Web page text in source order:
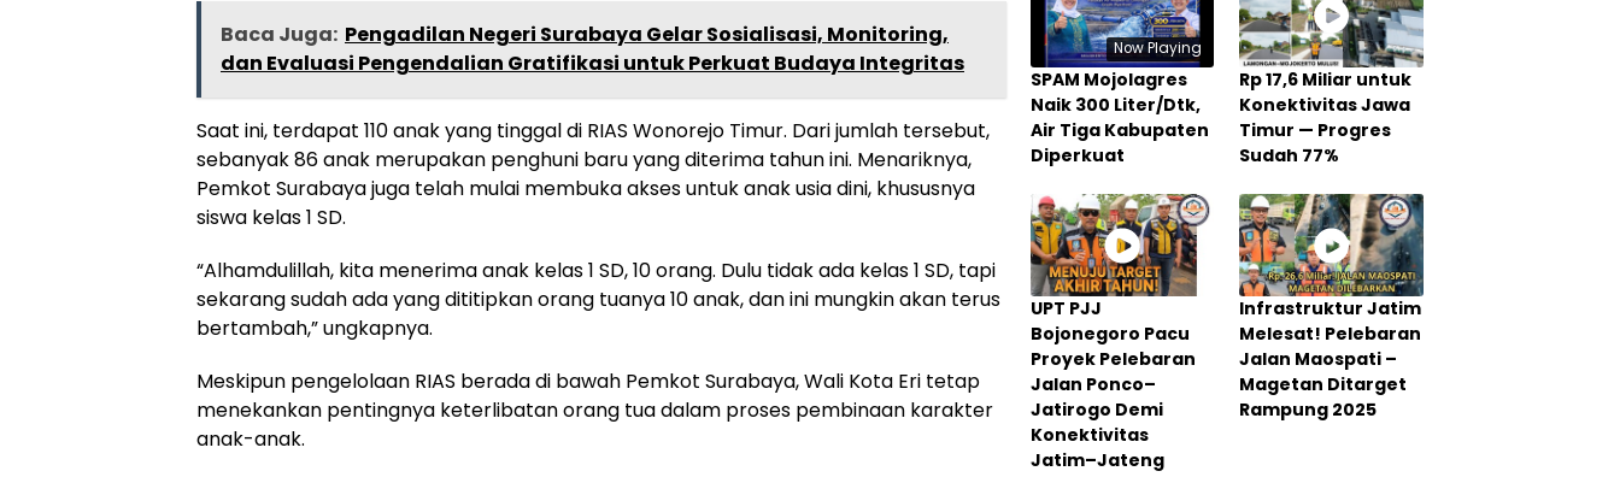
Baca Juga: Pengadilan Negeri Surabaya Gelar Sosialisasi, Monitoring,
dan Evaluasi Pengendalian Gratifikasi untuk Perkuat Budaya Integritas
Saat ini, terdapat 110 anak yang tinggal di RIAS Wonorejo Timur. Dari jumlah tersebut,
sebanyak 86 anak merupakan penghuni baru yang diterima tahun ini. Menariknya,
Pemkot Surabaya juga telah mulai membuka akses untuk anak usia dini, khususnya
siswa kelas 1 SD.
“Alhamdulillah, kita menerima anak kelas 1 SD, 10 orang. Dulu tidak ada kelas 1 SD, tapi
sekarang sudah ada yang dititipkan orang tuanya 10 anak, dan ini mungkin akan terus
bertambah,” ungkapnya.
Meskipun pengelolaan RIAS berada di bawah Pemkot Surabaya, Wali Kota Eri tetap
menekankan pentingnya keterlibatan orang tua dalam proses pembinaan karakter
anak-anak.
Now Playing
SPAM Mojolagres
Naik 300 Liter/Dtk,
Air Tiga Kabupaten
Diperkuat
Rp 17,6 Miliar untuk
Konektivitas Jawa
Timur — Progres
Sudah 77%
UPT PJJ
Bojonegoro Pacu
Proyek Pelebaran
Jalan Ponco–
Jatirogo Demi
Konektivitas
Jatim–Jateng
Infrastruktur Jatim
Melesat! Pelebaran
Jalan Maospati –
Magetan Ditarget
Rampung 2025